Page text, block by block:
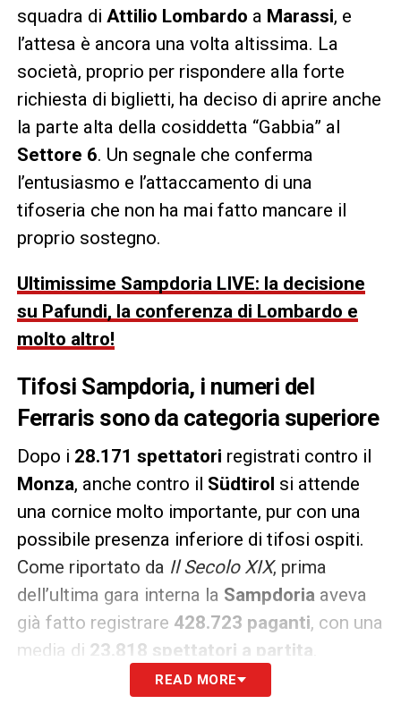
squadra di Attilio Lombardo a Marassi, e
l’attesa è ancora una volta altissima. La
società, proprio per rispondere alla forte
richiesta di biglietti, ha deciso di aprire anche
la parte alta della cosiddetta “Gabbia” al
Settore 6. Un segnale che conferma
l’entusiasmo e l’attaccamento di una
tifoseria che non ha mai fatto mancare il
proprio sostegno.
Ultimissime Sampdoria LIVE: la decisione
su Pafundi, la conferenza di Lombardo e
molto altro!
Tifosi Sampdoria, i numeri del
Ferraris sono da categoria superiore
Dopo i 28.171 spettatori registrati contro il
Monza, anche contro il Südtirol si attende
una cornice molto importante, pur con una
possibile presenza inferiore di tifosi ospiti.
Come riportato da Il Secolo XIX, prima
dell’ultima gara interna la Sampdoria aveva
già fatto registrare 428.723 paganti, con una
media di 23.818 spettatori a partita
A rendere ancora più significativo il dato è la
READ MORE